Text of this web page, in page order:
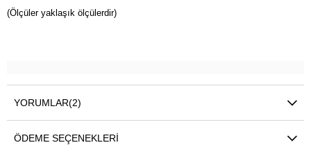
(Ölçüler yaklaşık ölçülerdir)
YORUMLAR(2)
ÖDEME SEÇENEKLERI